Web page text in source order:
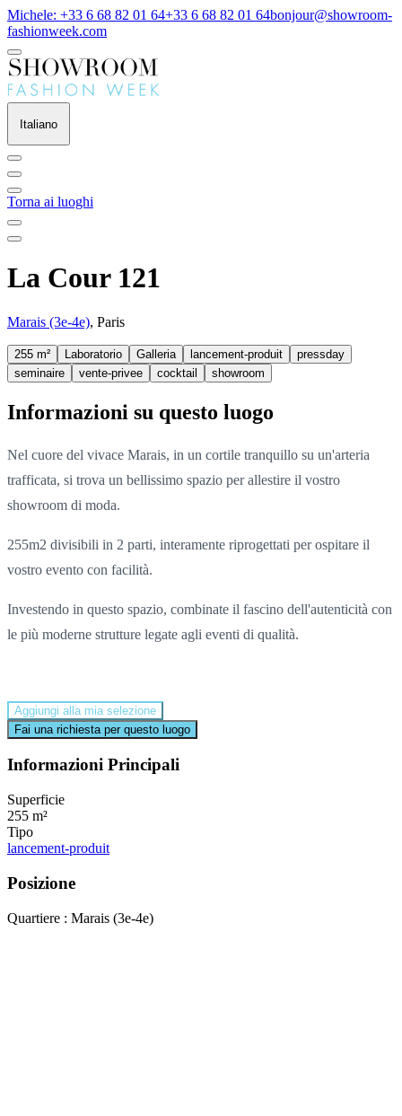
Michele: +33 6 68 82 01 64+33 6 68 82 01 64bonjour@showroom-
fashionweek.com
Italiano
Torna ai luoghi
La Cour 121
Marais (3e-4e), Paris
255 m² Laboratorio Galleria lancement-produit
pressday
seminaire
vente-privee cocktail showroom
Informazioni su questo luogo
Nel cuore del vivace Marais, in un cortile tranquillo su un'arteria
trafficata, si trova un bellissimo spazio per allestire il vostro
showroom di moda.
255m2 divisibili in 2 parti, interamente riprogettati per ospitare il
vostro evento con facilità.
Investendo in questo spazio, combinate il fascino dell'autenticità con
le più moderne strutture legate agli eventi di qualità.
Aggiungi alla mia selezione
Fai una richiesta per questo luogo
Informazioni Principali
Superficie
255 m²
Tipo
lancement-produit
Posizione
Quartiere : Marais (3e-4e)